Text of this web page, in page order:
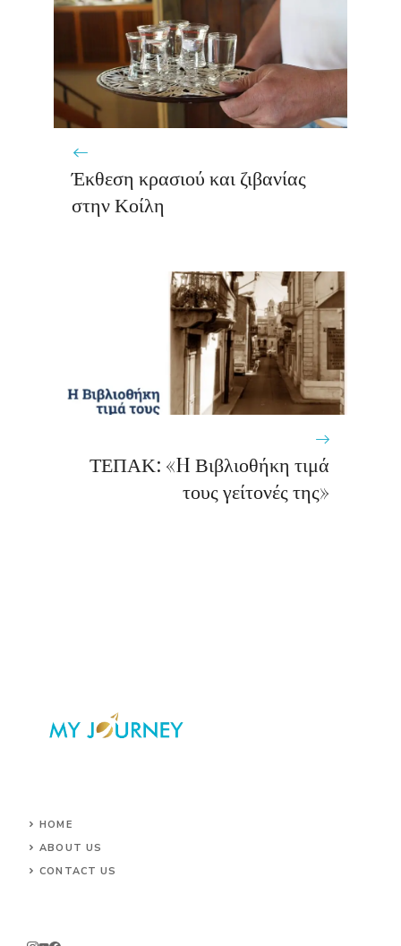
Έκθεση κρασιού και ζιβανίας
στην Κοίλη
ΤΕΠΑΚ: «H Βιβλιοθήκη τιμά
τους γείτονές της»
HOME
ABOUT US
CONTACT US